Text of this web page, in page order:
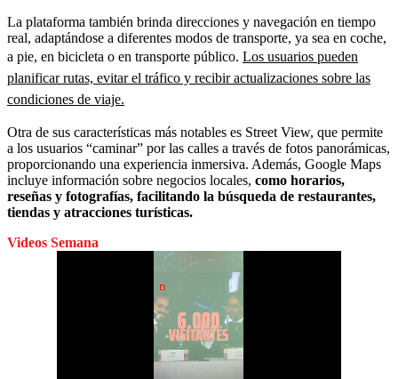
La plataforma también brinda direcciones y navegación en tiempo
real, adaptándose a diferentes modos de transporte, ya sea en coche,
a pie, en bicicleta o en transporte público. Los usuarios pueden
planificar rutas, evitar el tráfico y recibir actualizaciones sobre las
condiciones de viaje.
Otra de sus características más notables es Street View, que permite
a los usuarios “caminar” por las calles a través de fotos panorámicas,
proporcionando una experiencia inmersiva. Además, Google Maps
incluye información sobre negocios locales, como horarios,
reseñas y fotografías, facilitando la búsqueda de restaurantes,
tiendas y atracciones turísticas.
Videos Semana